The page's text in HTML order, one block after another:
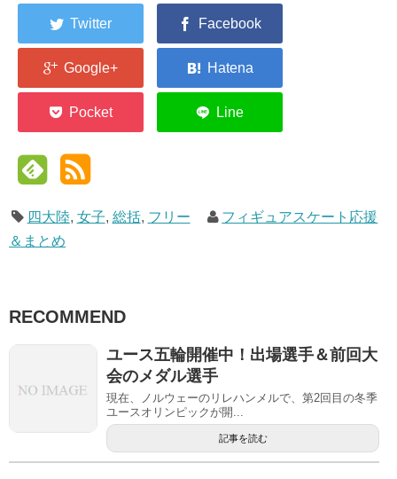
四大陸, 女子, 総括, フリー
フィギュアスケート応援
＆まとめ
RECOMMEND
ユース五輪開催中！出場選手＆前回大
会のメダル選手
現在、ノルウェーのリレハンメルで、第2回目の冬季
ユースオリンピックが開...
記事を読む